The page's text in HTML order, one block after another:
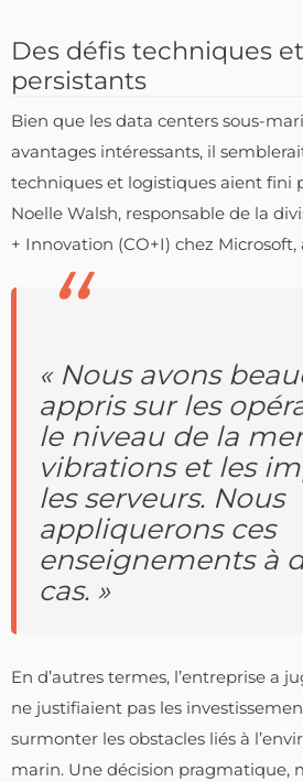
Des défis techniques
persistants
Bien que les data centers sous-
avantages intéressants, il
techniques et logistiques aient fini
Noelle Walsh, responsable de la
+ Innovation (CO+I) chez Microsoft,
« Nous avons
appris sur les
le niveau de la
vibrations et les
les serveurs. Nous
appliquerons ces
enseignements à
cas. »
En d’autres termes, l’entreprise a
ne justifiaient pas les
surmonter les obstacles liés à
marin. Une décision pragmatique,